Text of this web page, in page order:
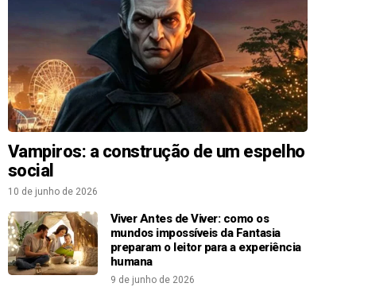
Vampiros: a construção de um espelho
social
10 de junho de 2026
Viver Antes de Viver: como os
mundos impossíveis da Fantasia
preparam o leitor para a experiência
humana
9 de junho de 2026